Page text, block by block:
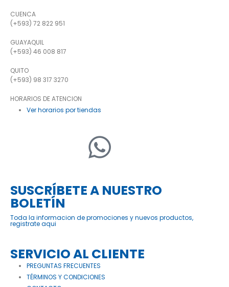
CUENCA
(+593) 72 822 951
GUAYAQUIL
(+593) 46 008 817
QUITO
(+593) 98 317 3270
HORARIOS DE ATENCION
Ver horarios por tiendas
SUSCRÍBETE A NUESTRO
BOLETÍN
Toda la informacion de promociones y nuevos productos,
registrate aqui
SERVICIO AL CLIENTE
PREGUNTAS FRECUENTES
TÉRMINOS Y CONDICIONES